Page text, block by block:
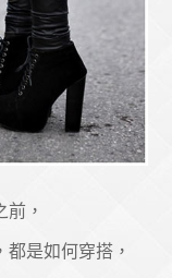
，
是如何穿搭，